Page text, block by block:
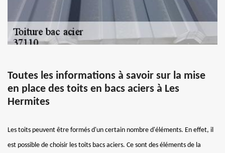
Toutes les informations à savoir sur la mise
en place des toits en bacs aciers à Les
Hermites
Les toits peuvent être formés d'un certain nombre d'éléments. En effet, il
est possible de choisir les toits bacs aciers. Ce sont des éléments de la